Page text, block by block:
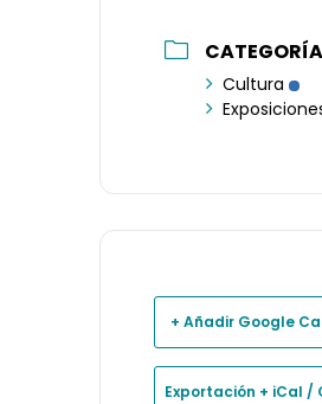
CATEGORÍA
Cultura
+ Añadir Google
Exportación + iCal /